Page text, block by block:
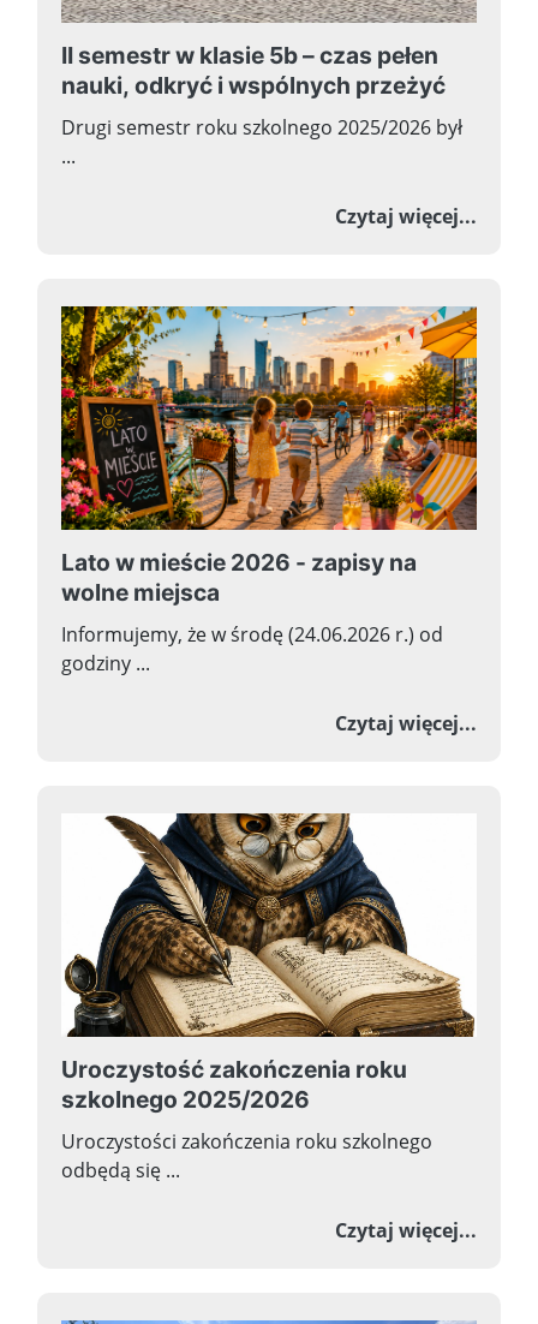
II semestr w klasie 5b – czas pełen
nauki, odkryć i wspólnych przeżyć
Drugi semestr roku szkolnego 2025/2026 był
...
Czytaj więcej...o II
Lato w mieście 2026 - zapisy na
wolne miejsca
Informujemy, że w środę (24.06.2026 r.) od
godziny ...
Czytaj więcej...o
Uroczystość zakończenia roku
szkolnego 2025/2026
Uroczystości zakończenia roku szkolnego
odbędą się ...
Czytaj więcej...o